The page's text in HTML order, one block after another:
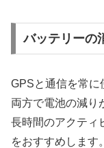
バッテリーの
GPSと通信を常に
両方で電池の減り
長時間のアクティ
をおすすめします。